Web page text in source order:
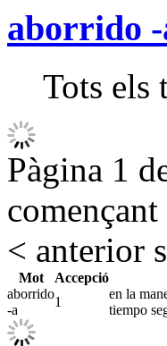
aborrido
Tots els
Pàgina 1
< anterior
Mot Accepció
aborrido
-a
1
en la
tiempo